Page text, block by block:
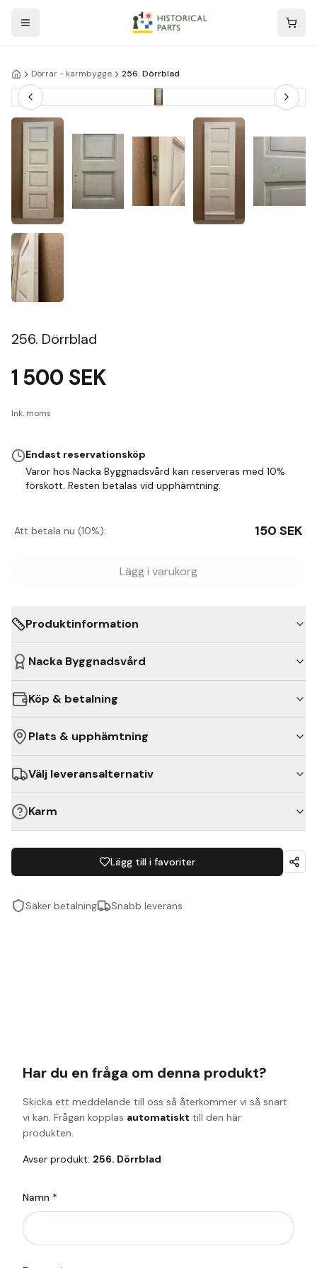
Dörrar - karmbygge 256. Dörrblad
256. Dörrblad
1 500 SEK
Ink. moms
Endast reservationsköp
Varor hos Nacka Byggnadsvård kan reserveras med 10%
förskott. Resten betalas vid upphämtning.
Att betala nu (10%): 150 SEK
Lägg i varukorg
Produktinformation
Nacka Byggnadsvård
Köp & betalning
Plats & upphämtning
Välj leveransalternativ
Karm
Lägg till i favoriter
Säker betalning Snabb leverans
Har du en fråga om denna produkt?
Skicka ett meddelande till oss så återkommer vi så snart
vi kan. Frågan kopplas automatiskt till den här
produkten.
Avser produkt: 256. Dörrblad
Namn *